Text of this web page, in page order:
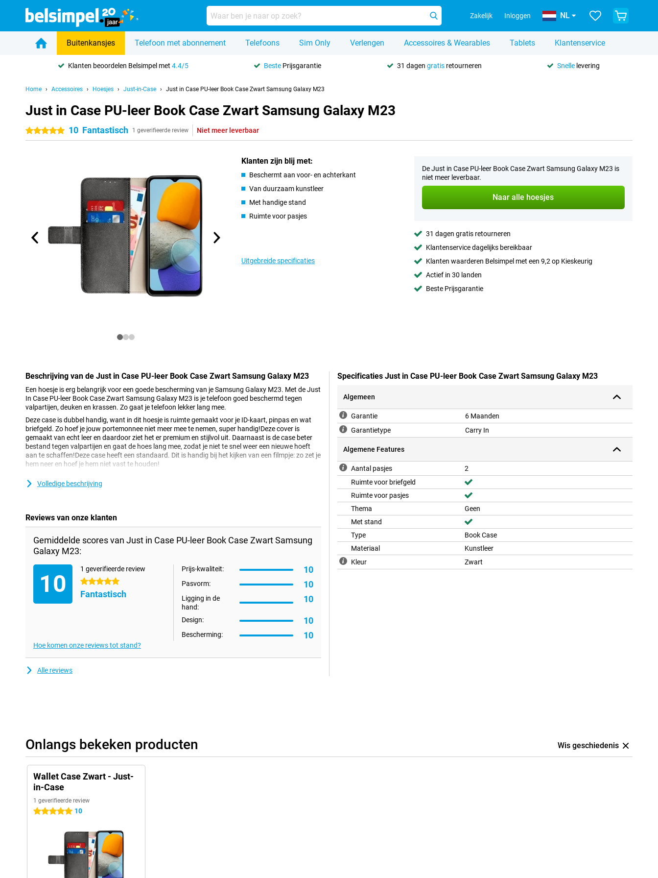
Zakelijk Inloggen NL
Buitenkansjes Telefoon met abonnement Telefoons Sim Only Verlengen Accessoires & Wearables Tablets Klantenservice
Klanten beoordelen Belsimpel met4.4/5 Beste Prijsgarantie 31 dagen gratisretourneren Snellelevering
Home Accessoires Hoesjes Just-in-Case Just in Case PU-leer Book Case Zwart Samsung Galaxy M23
Just in Case PU-leer Book Case Zwart Samsung Galaxy M23
5 sterren10 Fantastisch 1 geverifieerde review Niet meer leverbaar
Klanten zijn blij met:
Beschermt aan voor- en achterkant
Van duurzaam kunstleer
Met handige stand
Ruimte voor pasjes
Uitgebreide specificaties
De Just in Case PU-leer Book Case Zwart Samsung Galaxy M23 is
niet meer leverbaar.
Naar alle hoesjes
31 dagen gratis retourneren
Klantenservice dagelijks bereikbaar
Klanten waarderen Belsimpel met een 9,2 op Kieskeurig
Actief in 30 landen
Beste Prijsgarantie
Beschrijving van de Just in Case PU-leer Book Case Zwart Samsung Galaxy M23
Een hoesje is erg belangrijk voor een goede bescherming van je Samsung Galaxy M23. Met de Just
In Case PU-leer Book Case Zwart Samsung Galaxy M23 is je telefoon goed beschermd tegen
valpartijen, deuken en krassen. Zo gaat je telefoon lekker lang mee.
Deze case is dubbel handig, want in dit hoesje is ruimte gemaakt voor je ID-kaart, pinpas en wat
briefgeld. Zo hoef je jouw portemonnee niet meer mee te nemen, super handig!Deze cover is
gemaakt van echt leer en daardoor ziet het er premium en stijlvol uit. Daarnaast is de case beter
bestand tegen valpartijen en gaat de hoes lang mee, zodat je niet te snel weer een nieuwe hoeft
aan te schaffen!Deze case heeft een standaard. Dit is handig bij het kijken van een filmpje: zo zet je
hem neer en hoef je hem niet vast te houden!
bieden erg goede bescherming aan je telefoon. Alle zijden van je toestel zijn namelijk beschermt
Volledige beschrijving
Reviews van onze klanten
Gemiddelde scores van Just in Case PU-leer Book Case Zwart Samsung
Galaxy M23:
10
1 geverifieerde review
5 sterren
Fantastisch
Prijs-kwaliteit: 10
Pasvorm: 10
Ligging in de
hand:
10
Design: 10
Bescherming: 10
Hoe komen onze reviews tot stand?
Alle reviews
Specificaties Just in Case PU-leer Book Case Zwart Samsung Galaxy M23
Algemeen
Garantie
6 Maanden
Garantietype
Carry In
Algemene Features
Aantal pasjes
2
Ruimte voor briefgeld
Ruimte voor pasjes
Thema
Geen
Met stand
Type
Book Case
Materiaal
Kunstleer
Kleur
Zwart
Onlangs bekeken producten Wis geschiedenis
Wallet Case Zwart - Just-
in-Case
1 geverifieerde review
5 sterren 10